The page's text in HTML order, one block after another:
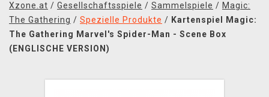
BÜCHER & COMICS
BRETT- UND KARTENSPIELE
Xzone.at / Gesellschaftsspiele / Sammelspiele / Magic:
The Gathering / Spezielle Produkte / Kartenspiel Magic:
The Gathering Marvel's Spider-Man - Scene Box
(ENGLISCHE VERSION)